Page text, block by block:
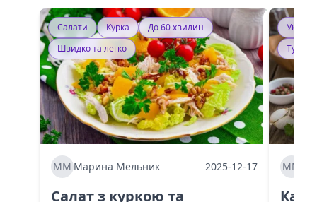
Салати Курка
До 60 хвилин
Швидко та легко
ММ Марина Мельник 2025-12-17
Салат з куркою та
ММ